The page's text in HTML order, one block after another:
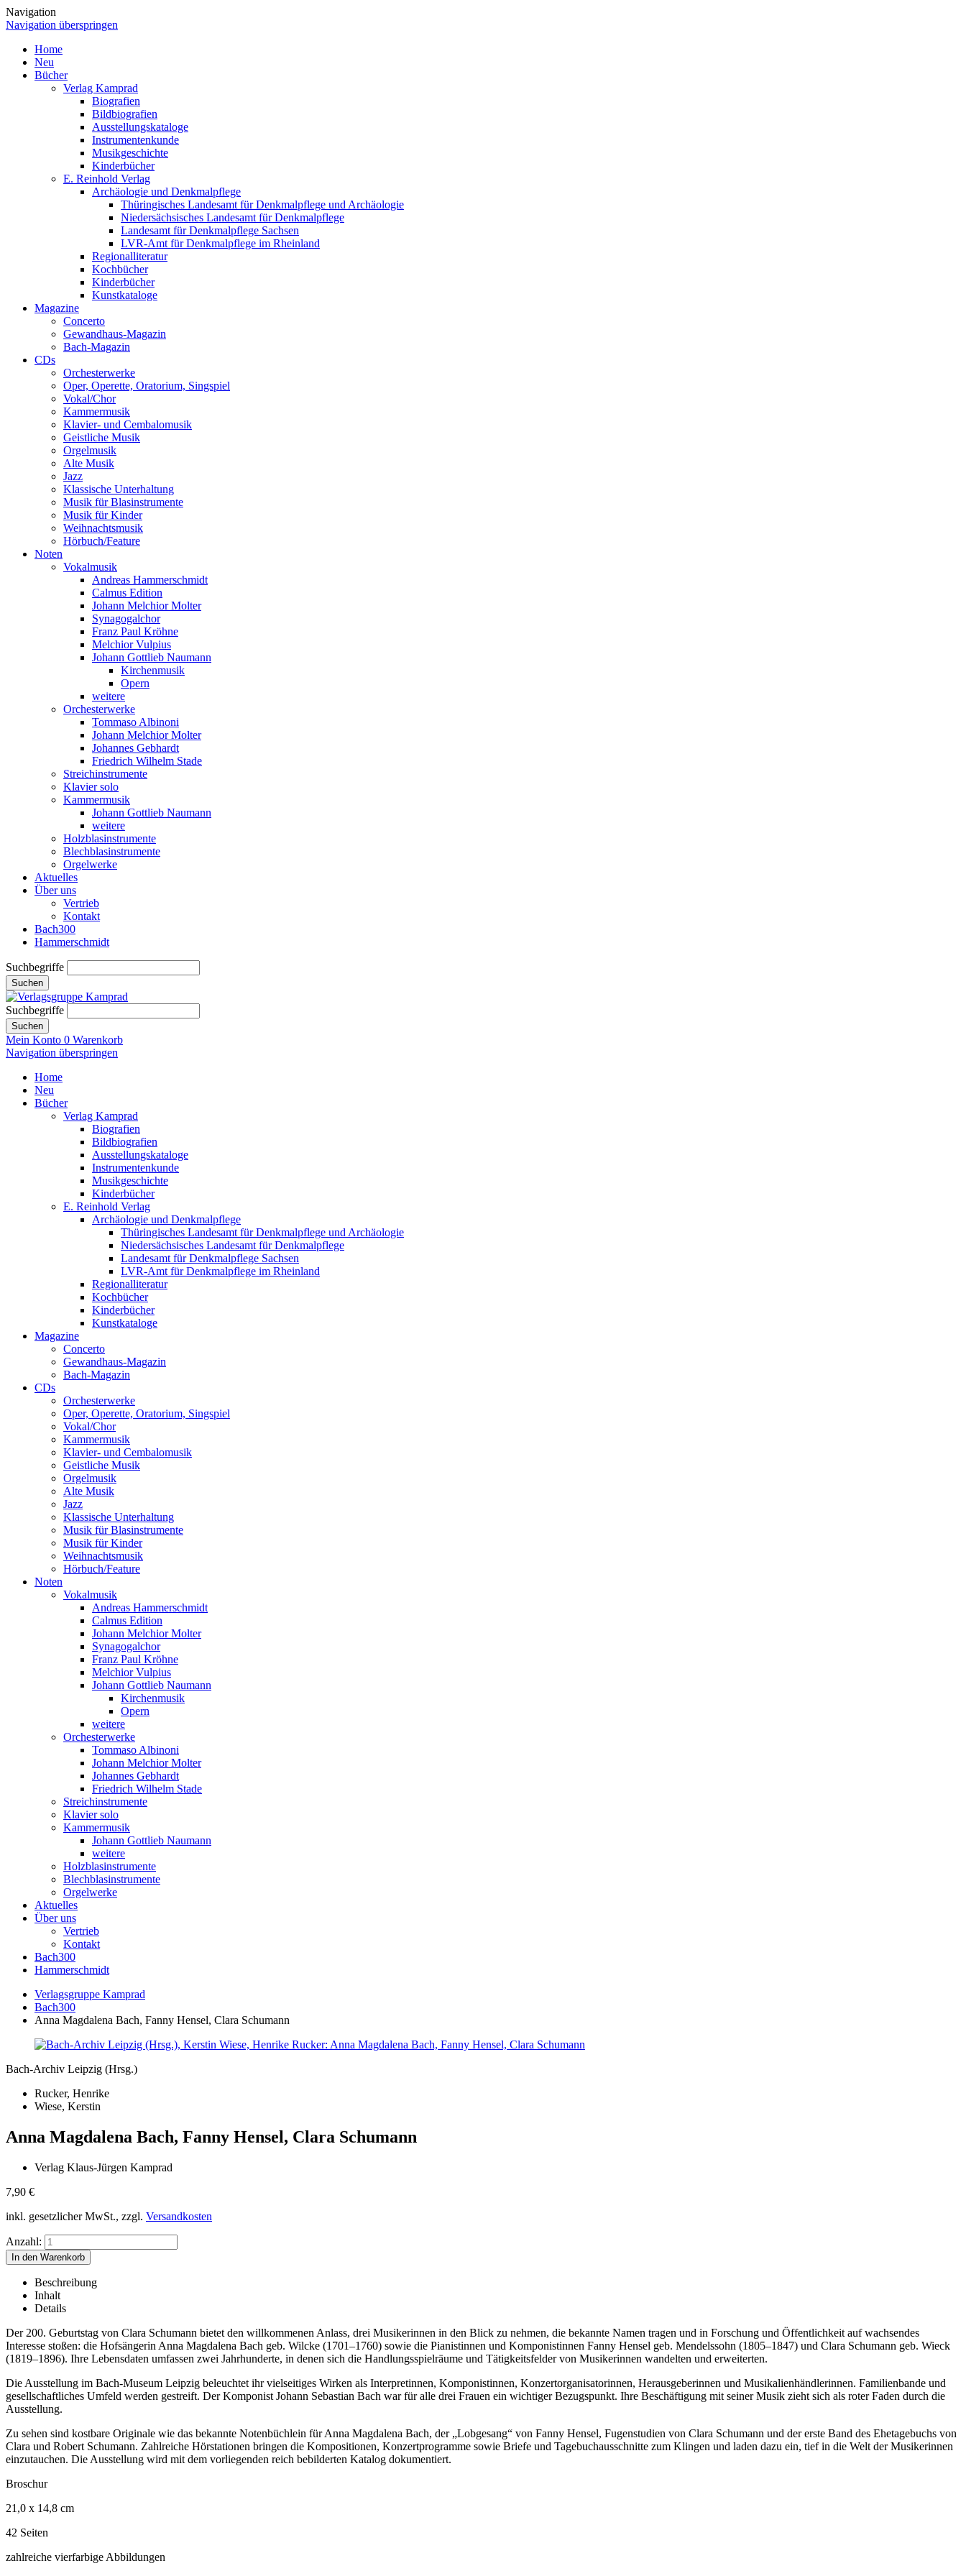
Navigation
Navigation überspringen
Home
Neu
Bücher
Verlag Kamprad
Biografien
Bildbiografien
Ausstellungskataloge
Instrumentenkunde
Musikgeschichte
Kinderbücher
E. Reinhold Verlag
Archäologie und Denkmalpflege
Thüringisches Landesamt für Denkmalpflege und Archäologie
Niedersächsisches Landesamt für Denkmalpflege
Landesamt für Denkmalpflege Sachsen
LVR-Amt für Denkmalpflege im Rheinland
Regionalliteratur
Kochbücher
Kinderbücher
Kunstkataloge
Magazine
Concerto
Gewandhaus-Magazin
Bach-Magazin
CDs
Orchesterwerke
Oper, Operette, Oratorium, Singspiel
Vokal/Chor
Kammermusik
Klavier- und Cembalomusik
Geistliche Musik
Orgelmusik
Alte Musik
Jazz
Klassische Unterhaltung
Musik für Blasinstrumente
Musik für Kinder
Weihnachtsmusik
Hörbuch/Feature
Noten
Vokalmusik
Andreas Hammerschmidt
Calmus Edition
Johann Melchior Molter
Synagogalchor
Franz Paul Kröhne
Melchior Vulpius
Johann Gottlieb Naumann
Kirchenmusik
Opern
weitere
Orchesterwerke
Tommaso Albinoni
Johann Melchior Molter
Johannes Gebhardt
Friedrich Wilhelm Stade
Streichinstrumente
Klavier solo
Kammermusik
Johann Gottlieb Naumann
weitere
Holzblasinstrumente
Blechblasinstrumente
Orgelwerke
Aktuelles
Über uns
Vertrieb
Kontakt
Bach300
Hammerschmidt
Suchbegriffe
Suchen
Suchbegriffe
Suchen
Mein Konto 0 Warenkorb
Navigation überspringen
Home
Neu
Bücher
Verlag Kamprad
Biografien
Bildbiografien
Ausstellungskataloge
Instrumentenkunde
Musikgeschichte
Kinderbücher
E. Reinhold Verlag
Archäologie und Denkmalpflege
Thüringisches Landesamt für Denkmalpflege und Archäologie
Niedersächsisches Landesamt für Denkmalpflege
Landesamt für Denkmalpflege Sachsen
LVR-Amt für Denkmalpflege im Rheinland
Regionalliteratur
Kochbücher
Kinderbücher
Kunstkataloge
Magazine
Concerto
Gewandhaus-Magazin
Bach-Magazin
CDs
Orchesterwerke
Oper, Operette, Oratorium, Singspiel
Vokal/Chor
Kammermusik
Klavier- und Cembalomusik
Geistliche Musik
Orgelmusik
Alte Musik
Jazz
Klassische Unterhaltung
Musik für Blasinstrumente
Musik für Kinder
Weihnachtsmusik
Hörbuch/Feature
Noten
Vokalmusik
Andreas Hammerschmidt
Calmus Edition
Johann Melchior Molter
Synagogalchor
Franz Paul Kröhne
Melchior Vulpius
Johann Gottlieb Naumann
Kirchenmusik
Opern
weitere
Orchesterwerke
Tommaso Albinoni
Johann Melchior Molter
Johannes Gebhardt
Friedrich Wilhelm Stade
Streichinstrumente
Klavier solo
Kammermusik
Johann Gottlieb Naumann
weitere
Holzblasinstrumente
Blechblasinstrumente
Orgelwerke
Aktuelles
Über uns
Vertrieb
Kontakt
Bach300
Hammerschmidt
Verlagsgruppe Kamprad
Bach300
Anna Magdalena Bach, Fanny Hensel, Clara Schumann
Bach-Archiv Leipzig (Hrsg.)
Rucker, Henrike
Wiese, Kerstin
Anna Magdalena Bach, Fanny Hensel, Clara Schumann
Verlag Klaus-Jürgen Kamprad
7,90 €
inkl. gesetzlicher MwSt., zzgl. Versandkosten
Anzahl:
Beschreibung
Inhalt
Details
Der 200. Geburtstag von Clara Schumann bietet den willkommenen Anlass, drei Musikerinnen in den Blick zu nehmen, die bekannte Namen tragen und in Forschung und Öffentlichkeit auf wachsendes
Interesse stoßen: die Hofsängerin Anna Magdalena Bach geb. Wilcke (1701–1760) sowie die Pianistinnen und Komponistinnen Fanny Hensel geb. Mendelssohn (1805–1847) und Clara Schumann geb. Wieck
(1819–1896). Ihre Lebensdaten umfassen zwei Jahrhunderte, in denen sich die Handlungsspielräume und Tätigkeitsfelder von Musikerinnen wandelten und erweiterten.
Die Ausstellung im Bach-Museum Leipzig beleuchtet ihr vielseitiges Wirken als Interpretinnen, Komponistinnen, Konzertorganisatorinnen, Herausgeberinnen und Musikalienhändlerinnen. Familienbande und
gesellschaftliches Umfeld werden gestreift. Der Komponist Johann Sebastian Bach war für alle drei Frauen ein wichtiger Bezugspunkt. Ihre Beschäftigung mit seiner Musik zieht sich als roter Faden durch die
Ausstellung.
Zu sehen sind kostbare Originale wie das bekannte Notenbüchlein für Anna Magdalena Bach, der „Lobgesang“ von Fanny Hensel, Fugenstudien von Clara Schumann und der erste Band des Ehetagebuchs von
Clara und Robert Schumann. Zahlreiche Hörstationen bringen die Kompositionen, Konzertprogramme sowie Briefe und Tagebuchausschnitte zum Klingen und laden dazu ein, tief in die Welt der Musikerinnen
einzutauchen. Die Ausstellung wird mit dem vorliegenden reich bebilderten Katalog dokumentiert.
Broschur
21,0 x 14,8 cm
42 Seiten
zahlreiche vierfarbige Abbildungen